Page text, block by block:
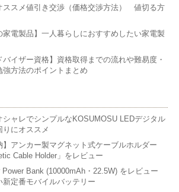
ススメ値引き交渉（価格交渉方法） 値切る方
家電製品】一人暮らしにおすすめしたい家電製
バイザー資格】資格取得までの流れや難易度・
強方法のポイントまとめ
シャレでシンプルなKOSUMOSU LEDデジタル
りにオススメ
】アンカー製マグネット式ケーブルホルダー
Cable Holder」をレビュー
Power Bank (10000mAh・22.5W) をレビュー
新定番モバイルバッテリー